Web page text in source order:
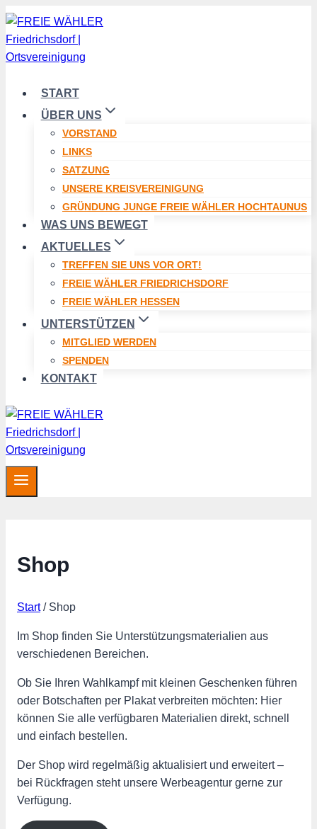
Zum
START
ÜBER UNS
VORSTAND
LINKS
SATZUNG
UNSERE KREISVEREINIGUNG
GRÜNDUNG JUNGE FREIE WÄHLER HOCHTAUNUS
WAS UNS BEWEGT
AKTUELLES
TREFFEN SIE UNS VOR ORT!
FREIE WÄHLER FRIEDRICHSDORF
FREIE WÄHLER HESSEN
UNTERSTÜTZEN
MITGLIED WERDEN
SPENDEN
KONTAKT
Shop
Start / Shop
Im Shop finden Sie Unterstützungsmaterialien aus
verschiedenen Bereichen.
Ob Sie Ihren Wahlkampf mit kleinen Geschenken führen
oder Botschaften per Plakat verbreiten möchten: Hier
können Sie alle verfügbaren Materialien direkt, schnell
und einfach bestellen.
Der Shop wird regelmäßig aktualisiert und erweitert –
bei Rückfragen steht unsere Werbeagentur gerne zur
Verfügung.